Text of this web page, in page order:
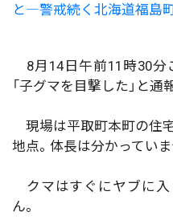
と―警戒続く北海道福島
8月14日午前11時30分
「子グマを目撃した」と通
現場は平取町本町の住
地点。体長は分かっていま
クマはすぐにヤブに入
ん。